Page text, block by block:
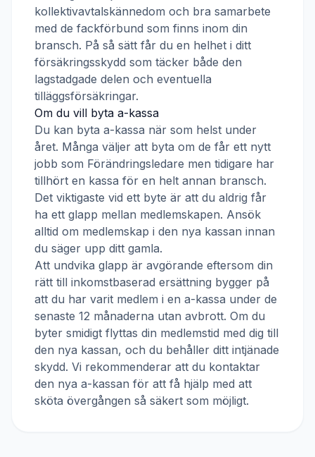
kollektivavtalskännedom och bra samarbete
med de fackförbund som finns inom din
bransch. På så sätt får du en helhet i ditt
försäkringsskydd som täcker både den
lagstadgade delen och eventuella
tilläggsförsäkringar.
Om du vill byta a-kassa
Du kan byta a-kassa när som helst under
året. Många väljer att byta om de får ett nytt
jobb som Förändringsledare men tidigare har
tillhört en kassa för en helt annan bransch.
Det viktigaste vid ett byte är att du aldrig får
ha ett glapp mellan medlemskapen. Ansök
alltid om medlemskap i den nya kassan innan
du säger upp ditt gamla.
Att undvika glapp är avgörande eftersom din
rätt till inkomstbaserad ersättning bygger på
att du har varit medlem i en a-kassa under de
senaste 12 månaderna utan avbrott. Om du
byter smidigt flyttas din medlemstid med dig till
den nya kassan, och du behåller ditt intjänade
skydd. Vi rekommenderar att du kontaktar
den nya a-kassan för att få hjälp med att
sköta övergången så säkert som möjligt.